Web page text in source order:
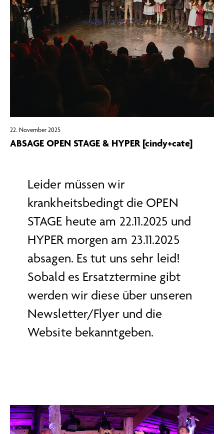
22. November 2025
ABSAGE OPEN STAGE & HYPER [cindy+cate]
Leider müssen wir
krankheitsbedingt die OPEN
STAGE heute am 22.11.2025 und
HYPER morgen am 23.11.2025
absagen. Es tut uns sehr leid!
Sobald es Ersatztermine gibt
werden wir diese über unseren
Newsletter/Flyer und die
Website bekanntgeben.